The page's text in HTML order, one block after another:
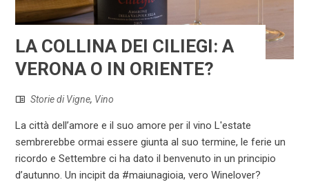
LA COLLINA DEI CILIEGI: A
VERONA O IN ORIENTE?
Storie di Vigne, Vino
La città dell’amore e il suo amore per il vino L'estate
sembrerebbe ormai essere giunta al suo termine, le ferie un
ricordo e Settembre ci ha dato il benvenuto in un principio
d’autunno. Un incipit da #maiunagioia, vero Winelover?